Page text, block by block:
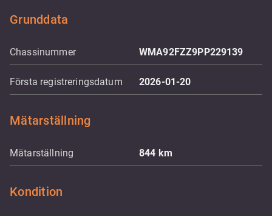
Grunddata
Chassinummer WMA92FZZ9PP229139
Första registreringsdatum 2026-01-20
Mätarställning
Mätarställning 844 km
Kondition